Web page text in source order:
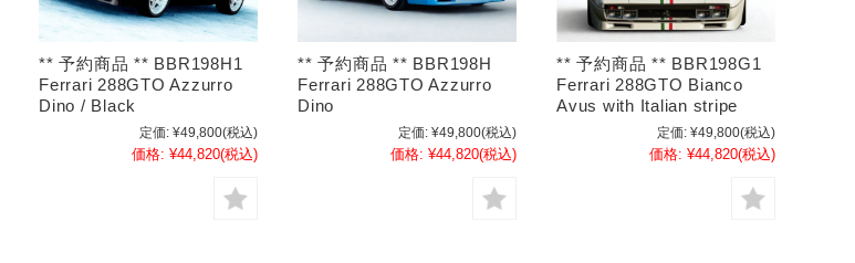
** 予約商品 ** BBR198H1
Ferrari 288GTO Azzurro
Dino / Black
定価: ¥49,800(税込)
価格: ¥44,820(税込)
** 予約商品 ** BBR198H
Ferrari 288GTO Azzurro
Dino
定価: ¥49,800(税込)
価格: ¥44,820(税込)
** 予約商品 ** BBR198G1
Ferrari 288GTO Bianco
Avus with Italian stripe
定価: ¥49,800(税込)
価格: ¥44,820(税込)